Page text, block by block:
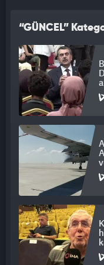
mutluysak mesele yok.
"ALEX'İ İSTERSEM
İstersem çağırırım. 8
yaptılar, o kadar çok
vermediniz? Benim
verilebilecek bir
Oğuz Çetin ve
"STADYUMU 8 AYDA
Fenerbahçe Stadıyla
sistemin kale
kaldırıyor.
Onu kaldırdığı zaman
koltuk koyup loca ilave
“GÜNCEL”